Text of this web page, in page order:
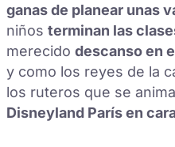
ganas de planear unas
niños terminan las
merecido descanso en
y como los reyes de la
los ruteros que se
Disneyland París en